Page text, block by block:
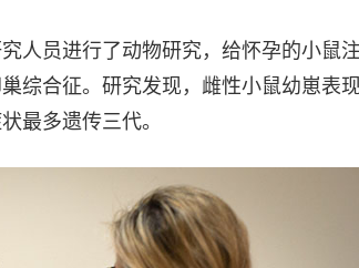
人员进行了动物研究，给怀孕的小鼠
综合征。研究发现，雌性小鼠幼崽表
最多遗传三代。